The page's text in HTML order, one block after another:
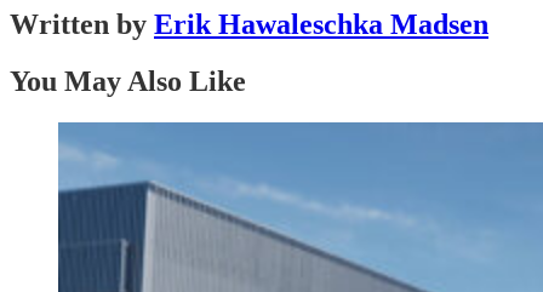
Written by Erik Hawaleschka Madsen
You May Also Like